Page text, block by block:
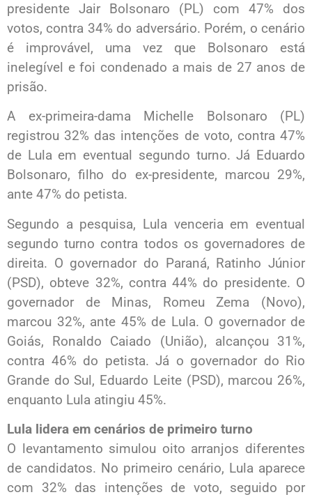
presidente Jair Bolsonaro (PL) com 47% dos
votos, contra 34% do adversário. Porém, o cenário
é improvável, uma vez que Bolsonaro está
inelegível e foi condenado a mais de 27 anos de
prisão.
A ex-primeira-dama Michelle Bolsonaro (PL)
registrou 32% das intenções de voto, contra 47%
de Lula em eventual segundo turno. Já Eduardo
Bolsonaro, filho do ex-presidente, marcou 29%,
ante 47% do petista.
Segundo a pesquisa, Lula venceria em eventual
segundo turno contra todos os governadores de
direita. O governador do Paraná, Ratinho Júnior
(PSD), obteve 32%, contra 44% do presidente. O
governador de Minas, Romeu Zema (Novo),
marcou 32%, ante 45% de Lula. O governador de
Goiás, Ronaldo Caiado (União), alcançou 31%,
contra 46% do petista. Já o governador do Rio
Grande do Sul, Eduardo Leite (PSD), marcou 26%,
enquanto Lula atingiu 45%.
Lula lidera em cenários de primeiro turno
O levantamento simulou oito arranjos diferentes
de candidatos. No primeiro cenário, Lula aparece
com 32% das intenções de voto, seguido por